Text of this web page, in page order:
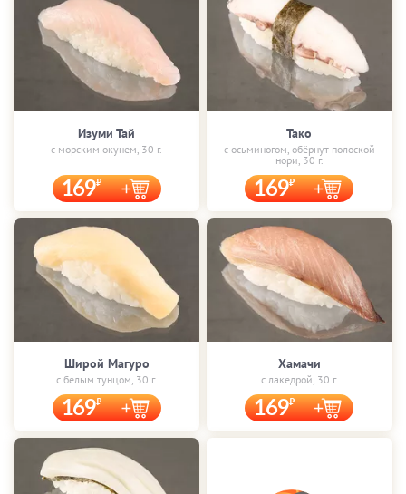
Изуми Тай
с морским окунем, 30 г.
169
Тако
с осьминогом, обёрнут полоской
нори, 30 г.
169
Широй Магуро
с белым тунцом, 30 г.
169
Хамачи
с лакедрой, 30 г.
169